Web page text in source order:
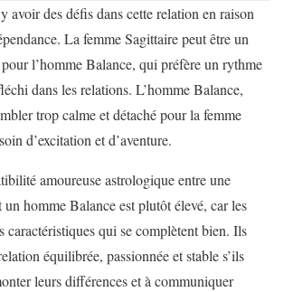
avoir des défis dans cette relation en raison
La femme Sagittaire peut être un
l’homme Balance, qui préfère un rythme
dans les relations. L’homme Balance,
trop calme et détaché pour la femme
d’excitation et d’aventure.
amoureuse astrologique entre une
un homme Balance est plutôt élevé, car les
caractéristiques qui se complètent bien. Ils
équilibrée, passionnée et stable s’ils
leurs différences et à communiquer